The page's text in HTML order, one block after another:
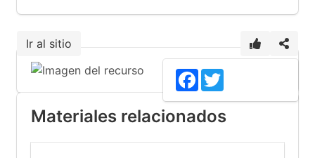
Ir al sitio
Facebook
Materiales relacionados